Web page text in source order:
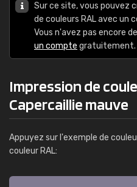
Sur ce site, vous pouvez
de couleurs RAL avec un
Vous n'avez pas encore
un compte gratuitement.
Impression de
Capercaillie mauve
Appuyez sur l'exemple de
couleur RAL: